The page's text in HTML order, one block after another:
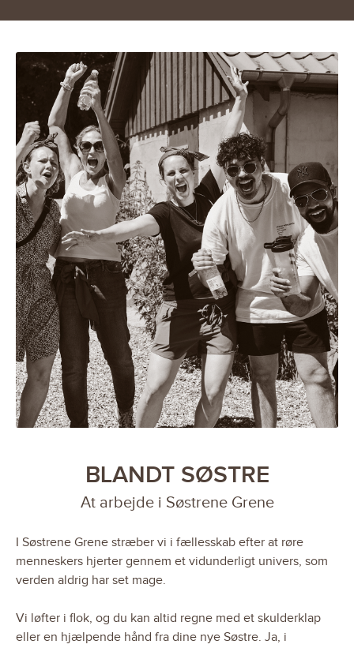
BLANDT SØSTRE
At arbejde i Søstrene Grene
I Søstrene Grene stræber vi i fællesskab efter at røre
menneskers hjerter gennem et vidunderligt univers, som
verden aldrig har set mage.
Vi løfter i flok, og du kan altid regne med et skulderklap
eller en hjælpende hånd fra dine nye Søstre. Ja, i